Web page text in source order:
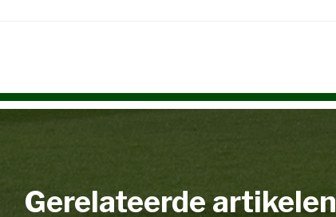
Gerelateerde artikelen